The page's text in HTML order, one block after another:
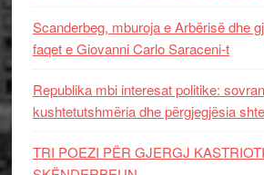
Scanderbeg, mburoja e Arbërisë dhe
faqet e Giovanni Carlo Saraceni-t
Republika mbi interesat politike:
kushtetutshmëria dhe përgjegjësia
TRI POEZI PËR GJERGJ